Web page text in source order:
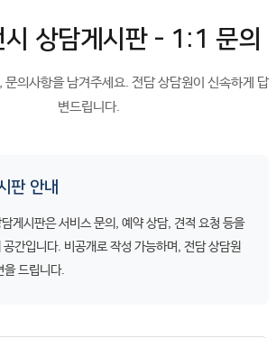
시 상담게시판 - 1:1 문의
문의사항을 남겨주세요. 전담 상담원이 신속하게 답
변드립니다.
판 안내
게시판은 서비스 문의, 예약 상담, 견적 요청 등을
간입니다. 비공개로 작성 가능하며, 전담 상담원
을 드립니다.